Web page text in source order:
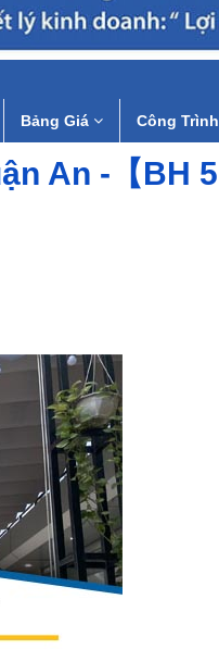
Bảng Giá Công Trình
An -【BH 5